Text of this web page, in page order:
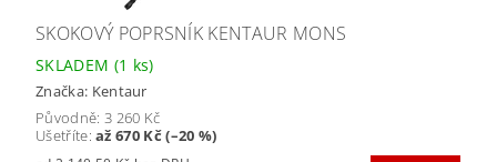
SKOKOVÝ POPRSNÍK KENTAUR MONS
SKLADEM (1 ks)
Značka: Kentaur
Původně: 3 260 Kč
Ušetříte:až 670 Kč (–20 %)